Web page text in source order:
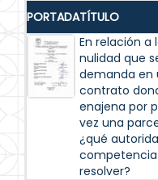
PORTADATÍTULO
En relación a
nulidad que
demanda en
contrato
enajena por
vez una
¿qué
resolver?